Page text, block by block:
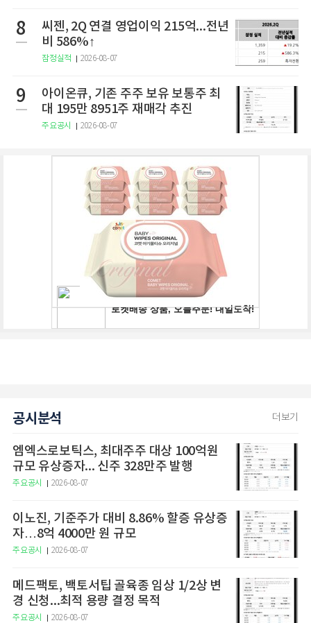
8
씨젠, 2Q 연결 영업이익 215억...전년
비 586%↑
잠정실적 2026-08-07
9
아이온큐, 기존 주주 보유 보통주 최
대 195만 8951주 재매각 추진
주요공시 2026-08-07
공시분석 더보기
엠엑스로보틱스, 최대주주 대상 100억원
규모 유상증자... 신주 328만주 발행
주요공시 2026-08-07
이노진, 기준주가 대비 8.86% 할증 유상증
자…8억 4000만 원 규모
주요공시 2026-08-07
메드팩토, 백토서팁 골육종 임상 1/2상 변
경 신청...최적 용량 결정 목적
주요공시 2026-08-07